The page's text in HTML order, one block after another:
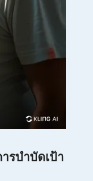
รบำบัดเป้า